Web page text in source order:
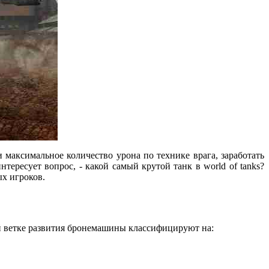
количество урона по технике врага, заработать
вопрос, - какой самый крутой танк в world of tanks?
игроков.
развития бронемашины классифицируют на: